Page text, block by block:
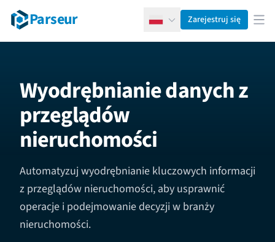
Parseur PolskiZarejestruj się
Wyodrębnianie danych z
przeglądów
nieruchomości
Automatyzuj wyodrębnianie kluczowych informacji
z przeglądów nieruchomości, aby usprawnić
operacje i podejmowanie decyzji w branży
nieruchomości.